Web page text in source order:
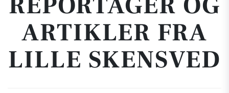
ARTIKLER FRA
LILLE SKENSVED